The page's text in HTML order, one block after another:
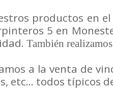
productos en
5 en
También
a la venta de
etc... todos típicos